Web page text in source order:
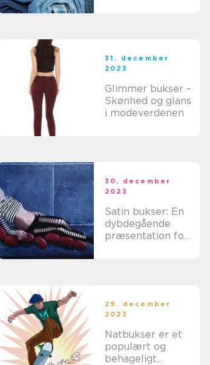
31. december
2023
Glimmer bukser –
Skønhed og glans
i modeverdenen
30. december
2023
Satin bukser: En
dybdegående
præsentation for
29. december
2023
Natbukser er et
populært og
behageligt